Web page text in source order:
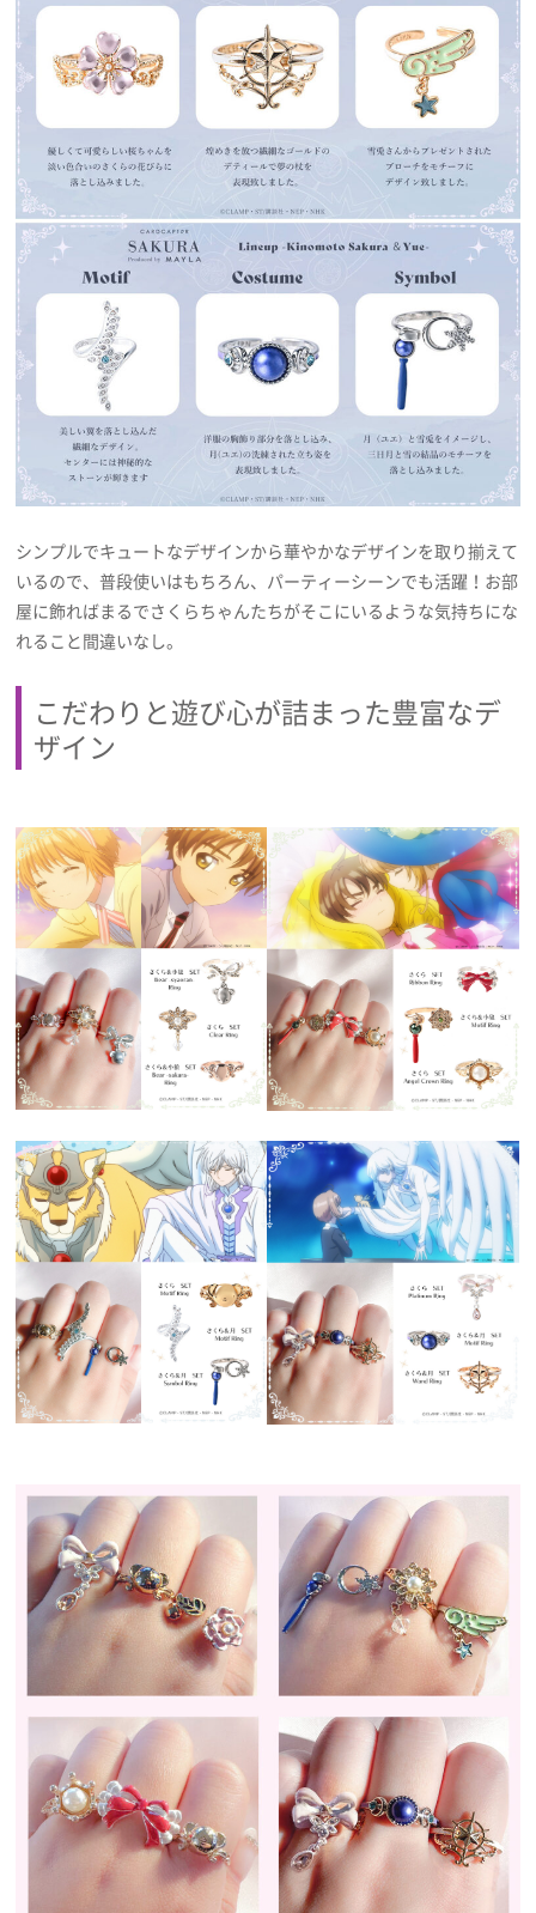
シンプルでキュートなデザインから華やかなデザインを取り揃えて
いるので、普段使いはもちろん、パーティーシーンでも活躍！お部
屋に飾ればまるでさくらちゃんたちがそこにいるような気持ちにな
れること間違いなし。
こだわりと遊び心が詰まった豊富なデ
ザイン